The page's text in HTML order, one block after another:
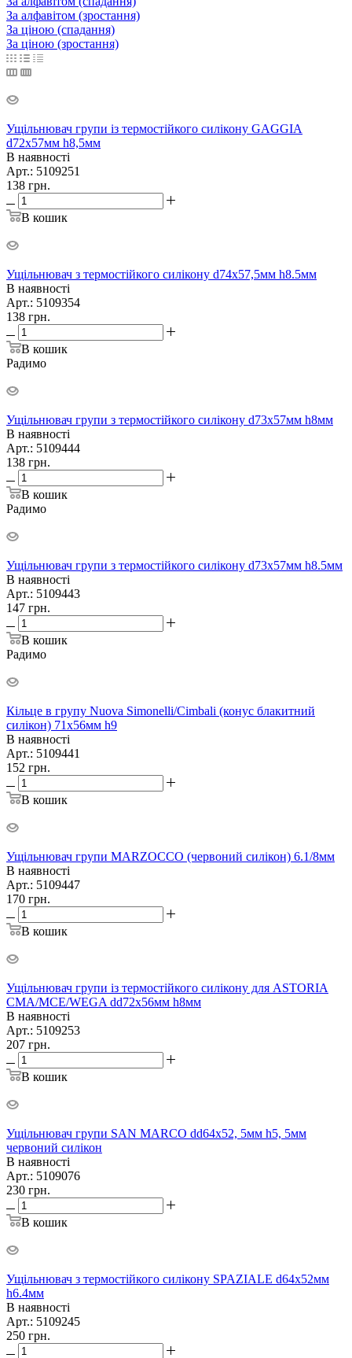
За алфавітом (зростання)
За ціною (спадання)
За ціною (зростання)
Ущільнювач групи із термостійкого силікону GAGGIA
d72х57мм h8,5мм
В наявності
Арт.: 5109251
138 грн.
В кошик
Ущільнювач з термостійкого силікону d74х57,5мм h8.5мм
В наявності
Арт.: 5109354
138 грн.
В кошик
Радимо
Ущільнювач групи з термостійкого силікону d73х57мм h8мм
В наявності
Арт.: 5109444
138 грн.
В кошик
Радимо
Ущільнювач групи з термостійкого силікону d73х57мм h8.5мм
В наявності
Арт.: 5109443
147 грн.
В кошик
Радимо
Кільце в групу Nuova Simonelli/Cimbali (конус блакитний
силікон) 71х56мм h9
В наявності
Арт.: 5109441
152 грн.
В кошик
Ущільнювач групи MARZOCCO (червоний силікон) 6.1/8мм
В наявності
Арт.: 5109447
170 грн.
В кошик
Ущільнювач групи із термостійкого силікону для ASTORIA
CMA/MCE/WEGA dd72х56мм h8мм
В наявності
Арт.: 5109253
207 грн.
В кошик
Ущільнювач групи SAN MARCO dd64х52, 5мм h5, 5мм
червоний силікон
В наявності
Арт.: 5109076
230 грн.
В кошик
Ущільнювач з термостійкого силікону SPAZIALE d64х52мм
h6.4мм
В наявності
Арт.: 5109245
250 грн.